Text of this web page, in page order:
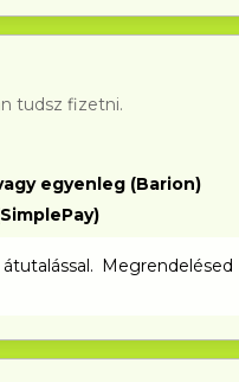
tudsz fizetni.
egyenleg (Barion)